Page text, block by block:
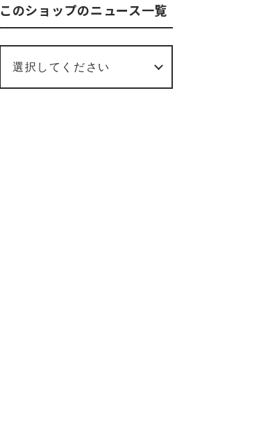
このショップのニュース一覧